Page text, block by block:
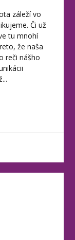
záleží vo
Či už
tu mnohí
že naša
reči nášho